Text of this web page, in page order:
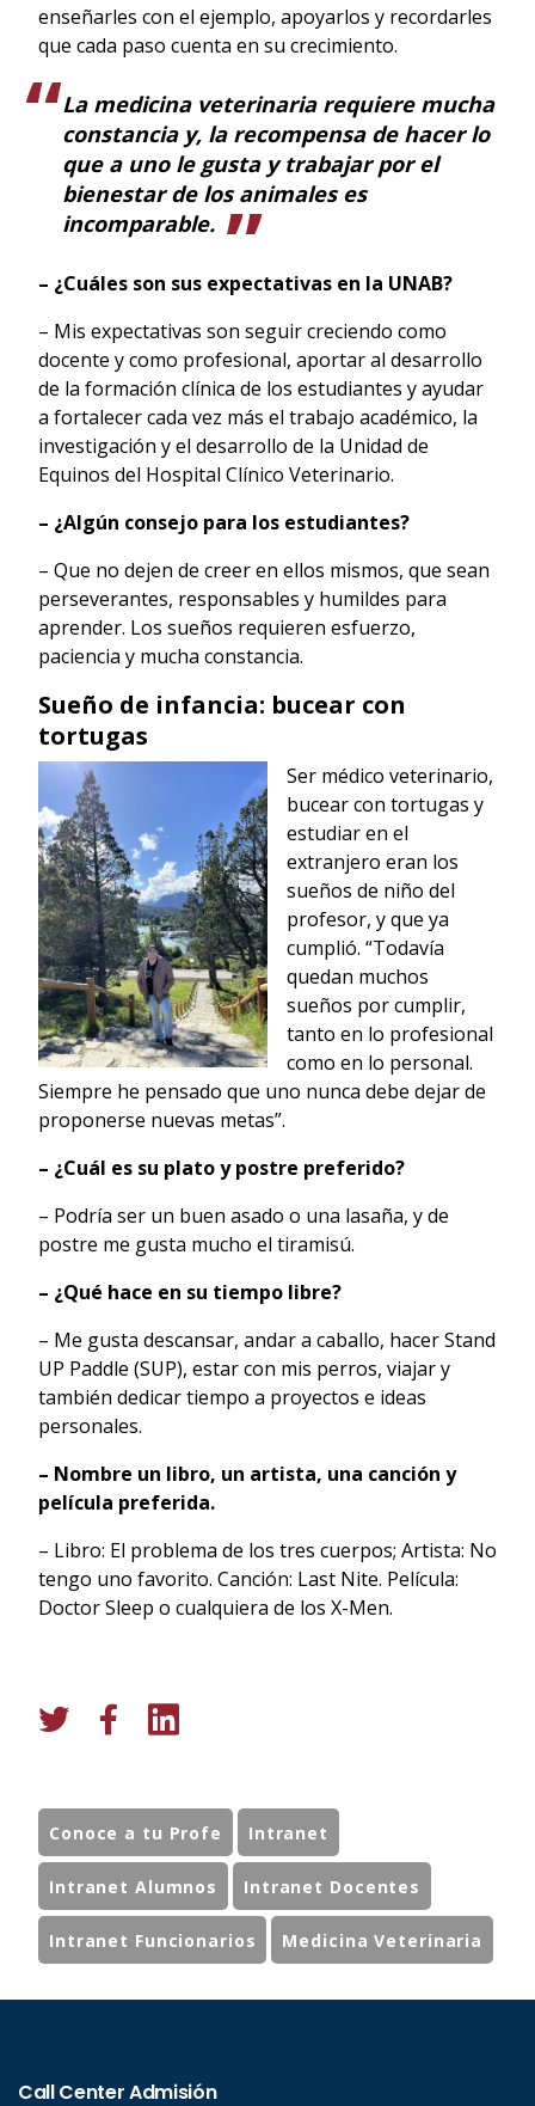
enseñarles con el ejemplo, apoyarlos y recordarles
que cada paso cuenta en su crecimiento.
La medicina veterinaria requiere mucha
constancia y, la recompensa de hacer lo
que a uno le gusta y trabajar por el
bienestar de los animales es
incomparable.
– ¿Cuáles son sus expectativas en la UNAB?
– Mis expectativas son seguir creciendo como
docente y como profesional, aportar al desarrollo
de la formación clínica de los estudiantes y ayudar
a fortalecer cada vez más el trabajo académico, la
investigación y el desarrollo de la Unidad de
Equinos del Hospital Clínico Veterinario.
– ¿Algún consejo para los estudiantes?
– Que no dejen de creer en ellos mismos, que sean
perseverantes, responsables y humildes para
aprender. Los sueños requieren esfuerzo,
paciencia y mucha constancia.
Sueño de infancia: bucear con
tortugas
Ser médico veterinario,
bucear con tortugas y
estudiar en el
extranjero eran los
sueños de niño del
profesor, y que ya
cumplió. “Todavía
quedan muchos
sueños por cumplir,
tanto en lo profesional
como en lo personal.
Siempre he pensado que uno nunca debe dejar de
proponerse nuevas metas”.
– ¿Cuál es su plato y postre preferido?
– Podría ser un buen asado o una lasaña, y de
postre me gusta mucho el tiramisú.
– ¿Qué hace en su tiempo libre?
– Me gusta descansar, andar a caballo, hacer Stand
UP Paddle (SUP), estar con mis perros, viajar y
también dedicar tiempo a proyectos e ideas
personales.
– Nombre un libro, un artista, una canción y
película preferida.
– Libro: El problema de los tres cuerpos; Artista: No
tengo uno favorito. Canción: Last Nite. Película:
Doctor Sleep o cualquiera de los X-Men.
Conoce a tu Profe Intranet
Intranet Alumnos Intranet Docentes
Intranet Funcionarios Medicina Veterinaria